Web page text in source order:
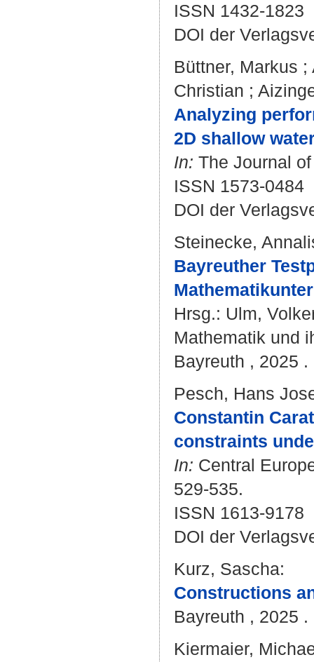
ISSN 1432-1823
DOI der
Büttner, Markus ;
Christian ;
Analyzing
2D shallow
In: The Journal
ISSN 1573-0484
DOI der
Steinecke,
Bayreuther
Hrsg.: Ulm,
Mathematik und
Bayreuth , 2025
Pesch, Hans
Constantin
constraints
In: Central
529-535.
ISSN 1613-9178
DOI der
Kurz, Sascha:
Constructions
Bayreuth , 2025
Kiermaier,